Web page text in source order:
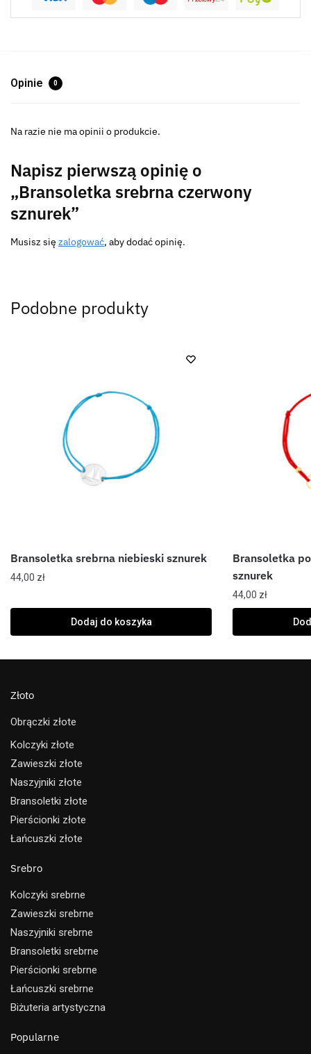
Opinie 0
Na razie nie ma opinii o produkcie.
Napisz pierwszą opinię o
„Bransoletka srebrna czerwony
sznurek”
Musisz się zalogować, aby dodać opinię.
Podobne produkty
Bransoletka srebrna niebieski sznurek
44,00 zł
Dodaj do koszyka
Bransoletka
sznurek
44,00 zł
Złoto
Obrączki złote
Kolczyki złote
Zawieszki złote
Naszyjniki złote
Bransoletki złote
Pierścionki złote
Łańcuszki złote
Srebro
Kolczyki srebrne
Zawieszki srebrne
Naszyjniki srebrne
Bransoletki srebrne
Pierścionki srebrne
Łańcuszki srebrne
Biżuteria artystyczna
Popularne